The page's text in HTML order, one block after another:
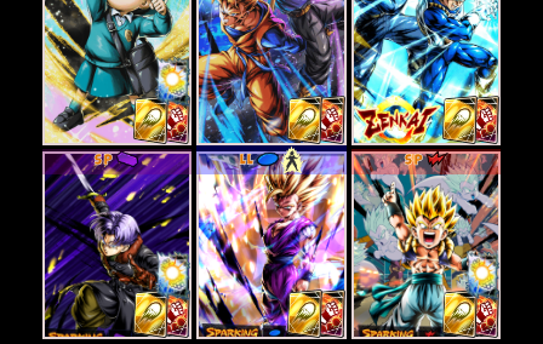
SP LL SP